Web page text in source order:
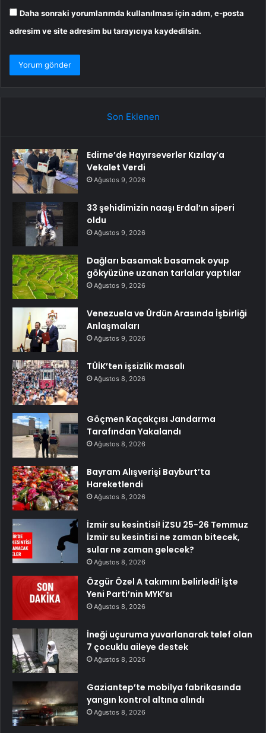
Daha sonraki yorumlarımda kullanılması için adım, e-posta
adresim ve site adresim bu tarayıcıya kaydedilsin.
Son Eklenen
Edirne’de Hayırseverler Kızılay’a
Vekalet Verdi
Ağustos 9, 2026
33 şehidimizin naaşı Erdal’ın siperi
oldu
Ağustos 9, 2026
Dağları basamak basamak oyup
gökyüzüne uzanan tarlalar yaptılar
Ağustos 9, 2026
Venezuela ve Ürdün Arasında İşbirliği
Anlaşmaları
Ağustos 9, 2026
TÜİK’ten işsizlik masalı
Ağustos 8, 2026
Göçmen Kaçakçısı Jandarma
Tarafından Yakalandı
Ağustos 8, 2026
Bayram Alışverişi Bayburt’ta
Hareketlendi
Ağustos 8, 2026
İzmir su kesintisi! İZSU 25-26 Temmuz
İzmir su kesintisi ne zaman bitecek,
sular ne zaman gelecek?
Ağustos 8, 2026
Özgür Özel A takımını belirledi! İşte
Yeni Parti’nin MYK’sı
Ağustos 8, 2026
İneği uçuruma yuvarlanarak telef olan
7 çocuklu aileye destek
Ağustos 8, 2026
Gaziantep’te mobilya fabrikasında
yangın kontrol altına alındı
Ağustos 8, 2026